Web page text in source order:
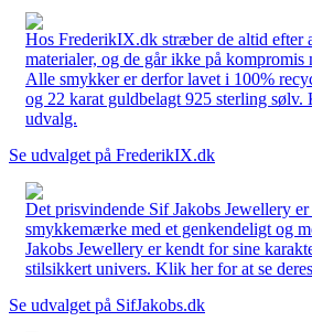
Hos FrederikIX.dk stræber de altid efter
materialer, og de går ikke på kompromis
Alle smykker er derfor lavet i 100%
og 22 karat guldbelagt 925 sterling sølv.
udvalg.
Se udvalget på FrederikIX.dk
Det prisvindende Sif Jakobs Jewellery er
smykkemærke med et genkendeligt og
Jakobs Jewellery er kendt for sine
stilsikkert univers. Klik her for at se
Se udvalget på SifJakobs.dk